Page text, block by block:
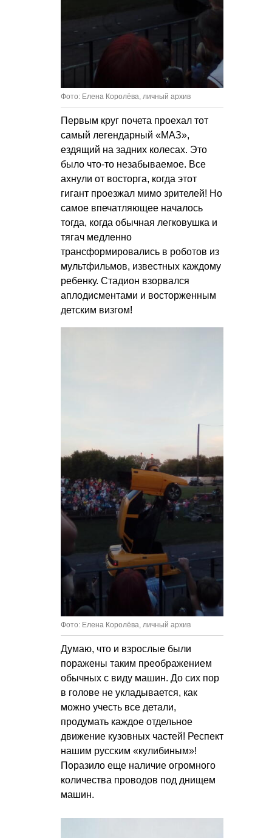
Фото: Елена Королёва, личный архив
Первым круг почета проехал тот
самый легендарный «МАЗ»,
ездящий на задних колесах. Это
было что-то незабываемое. Все
ахнули от восторга, когда этот
гигант проезжал мимо зрителей! Но
самое впечатляющее началось
тогда, когда обычная легковушка и
тягач медленно
трансформировались в роботов из
мультфильмов, известных каждому
ребенку. Стадион взорвался
аплодисментами и восторженным
детским визгом!
Фото: Елена Королёва, личный архив
Думаю, что и взрослые были
поражены таким преображением
обычных с виду машин. До сих пор
в голове не укладывается, как
можно учесть все детали,
продумать каждое отдельное
движение кузовных частей! Респект
нашим русским «кулибиным»!
Поразило еще наличие огромного
количества проводов под днищем
машин.